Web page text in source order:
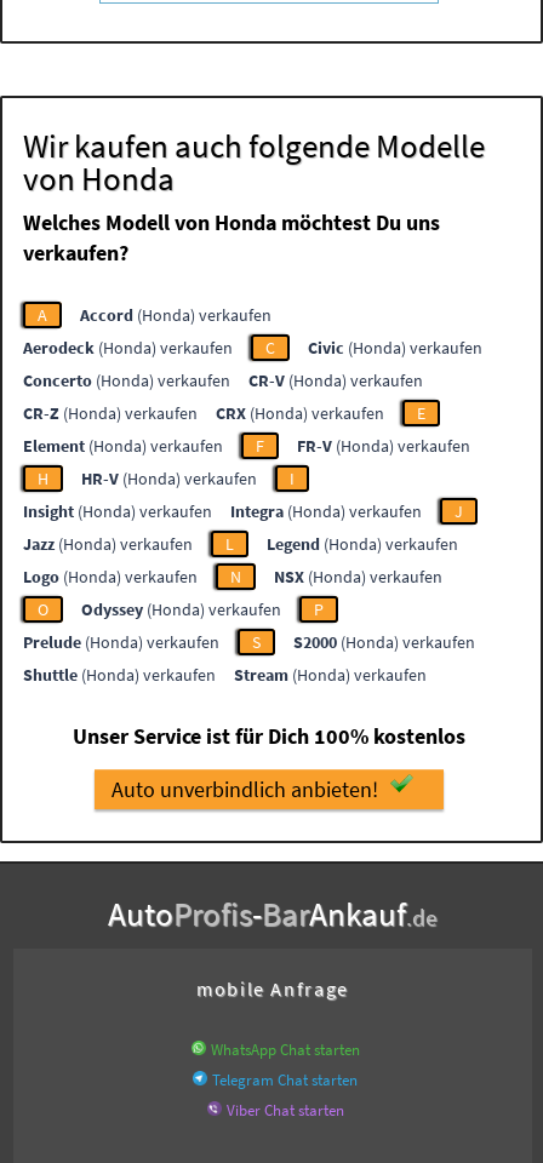
Wir kaufen auch folgende Modelle
von Honda
Welches Modell von Honda möchtest Du uns
verkaufen?
A Accord (Honda) verkaufen
Aerodeck (Honda) verkaufen C Civic (Honda) verkaufen
Concerto (Honda) verkaufen CR-V (Honda) verkaufen
CR-Z (Honda) verkaufen CRX (Honda) verkaufen
E
Element (Honda) verkaufen F FR-V (Honda) verkaufen
H
HR-V (Honda) verkaufen
I
Insight (Honda) verkaufen Integra (Honda) verkaufen
J
Jazz(Honda) verkaufen L Legend (Honda) verkaufen
Logo (Honda) verkaufen N NSX (Honda) verkaufen
O
Odyssey (Honda) verkaufen
P
Prelude (Honda) verkaufen S S2000 (Honda) verkaufen
Shuttle (Honda) verkaufen Stream (Honda) verkaufen
Unser Service ist für Dich 100% kostenlos
Auto unverbindlich anbieten!
AutoProfis-BarAnkauf.de
mobile Anfrage
WhatsApp Chat starten
Telegram Chat starten
Viber Chat starten